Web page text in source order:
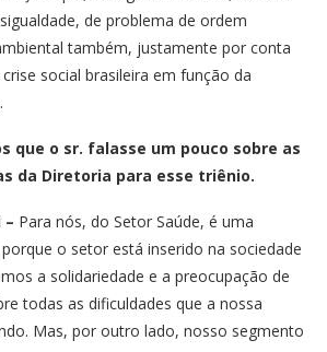
de problema de ordem
também, justamente por conta
social brasileira em função da
que o sr. falasse um pouco sobre as
da Diretoria para esse triênio.
– Para nós, do Setor Saúde, é uma
o setor está inserido na sociedade
a solidariedade e a preocupação de
todas as dificuldades que a nossa
Mas, por outro lado, nosso segmento